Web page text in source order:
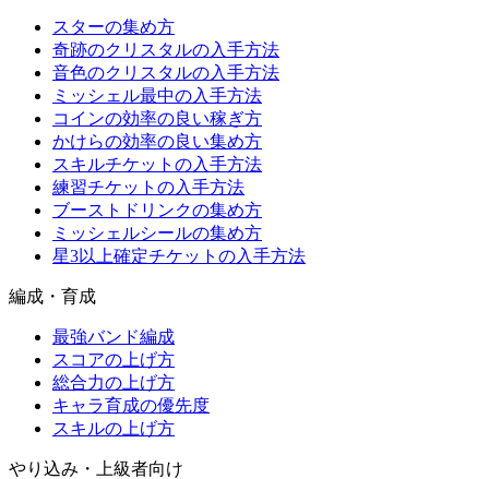
スターの集め方
奇跡のクリスタルの入手方法
音色のクリスタルの入手方法
ミッシェル最中の入手方法
コインの効率の良い稼ぎ方
かけらの効率の良い集め方
スキルチケットの入手方法
練習チケットの入手方法
ブーストドリンクの集め方
ミッシェルシールの集め方
星3以上確定チケットの入手方法
編成・育成
最強バンド編成
スコアの上げ方
総合力の上げ方
キャラ育成の優先度
スキルの上げ方
やり込み・上級者向け